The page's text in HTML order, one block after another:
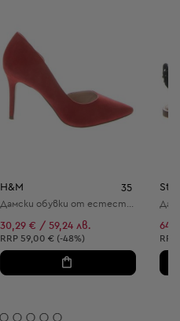
H&M 35
30,29 € / 59,24 лв.
Препоръчителна цена:
RRP 59,00 € (-48%) RRP